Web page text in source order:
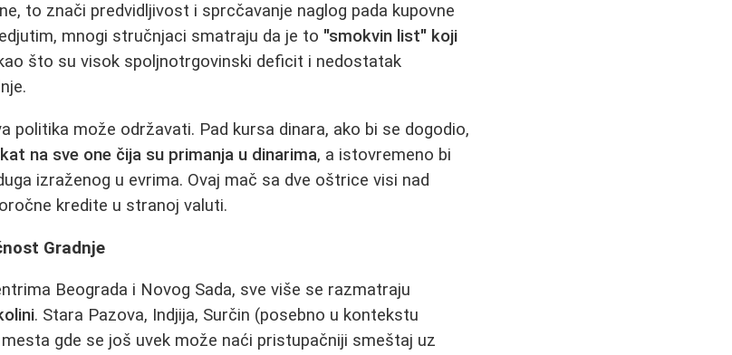
to znači predvidljivost i sprcčavanje naglog pada kupovne
mnogi stručnjaci smatraju da je to "smokvin list" koji
što su visok spoljnotrgovinski deficit i nedostatak
politika može održavati. Pad kursa dinara, ako bi se dogodio,
na sve one čija su primanja u dinarima, a istovremeno bi
izraženog u evrima. Ovaj mač sa dve oštrice visi nad
kredite u stranoj valuti.
Gradnje
Beograda i Novog Sada, sve više se razmatraju
. Stara Pazova, Indjija, Surčin (posebno u kontekstu
gde se još uvek može naći pristupačniji smeštaj uz